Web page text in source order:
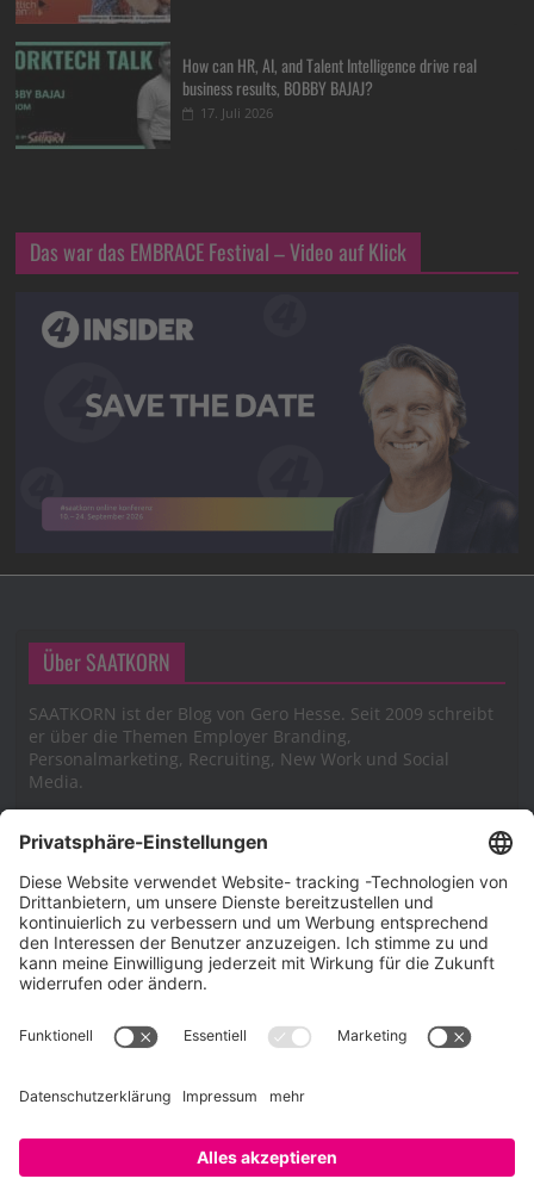
How can HR, AI, and Talent Intelligence drive real
business results, BOBBY BAJAJ?
17. Juli 2026
Das war das EMBRACE Festival – Video auf Klick
Über SAATKORN
SAATKORN ist der Blog von Gero Hesse. Seit 2009 schreibt
er über die Themen Employer Branding,
Personalmarketing, Recruiting, New Work und Social
Media.
Impressum
Impressum
Cookie-Richtlinie (EU)